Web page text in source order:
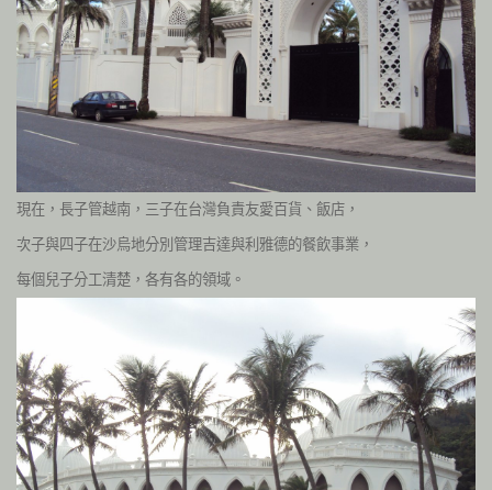
現在，長子管越南，三子在台灣負責友愛百貨、飯店，
次子與四子在沙烏地分別管理吉達與利雅德的餐飲事業，
每個兒子分工清楚，各有各的領域。